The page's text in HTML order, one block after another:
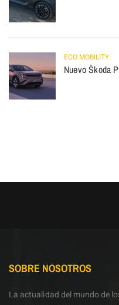
ECO MOBILITY
Nuevo Škoda
SOBRE NOSOTROS
La actualidad del mundo de